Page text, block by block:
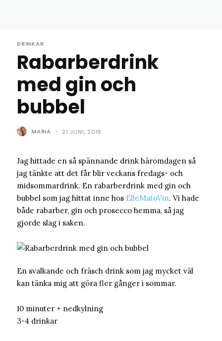
DRINKAR
Rabarberdrink
med gin och
bubbel
MARIA - 21 JUNI, 2019
Jag hittade en så spännande drink häromdagen så
jag tänkte att det får blir veckans fredags- och
midsommardrink. En rabarberdrink med gin och
bubbel som jag hittat inne hos ElleMatoVin. Vi hade
både rabarber, gin och prosecco hemma, så jag
gjorde slag i saken.
En svalkande och fräsch drink som jag mycket väl
kan tänka mig att göra fler gånger i sommar.
10 minuter + nedkylning
3-4 drinkar